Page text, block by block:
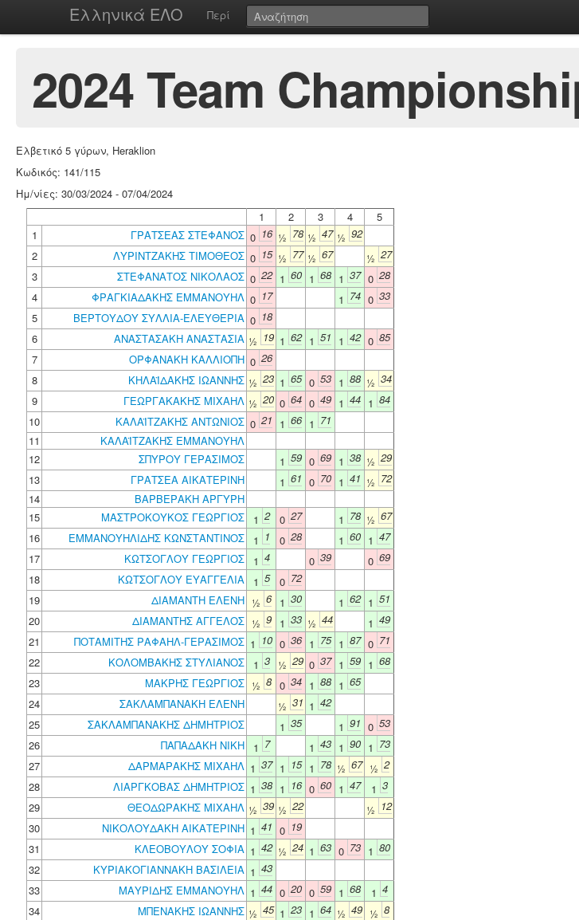
Ελληνικά ΕΛΟ Περί
2024 Team
Ελβετικό 5 γύρων, Heraklion
Κωδικός: 141/115
Ημ/νίες: 30/03/2024 - 07/04/2024
1
2 3 4
5
1
ΓΡΑΤΣΕΑΣ ΣΤΕΦΑΝΟΣ 0 16 ½ 78 ½ 47 ½ 92
2
ΛΥΡΙΝΤΖΑΚΗΣ ΤΙΜΟΘΕΟΣ 0 15 ½ 77 ½ 67 ½ 27
3
ΣΤΕΦΑΝΑΤΟΣ ΝΙΚΟΛΑΟΣ 0 22 1 60 1 68 1 37 0 28
4
ΦΡΑΓΚΙΑΔΑΚΗΣ ΕΜΜΑΝΟΥΗΛ 0 17 1 74 0 33
5
ΒΕΡΤΟΥΔΟΥ ΣΥΛΛΙΑ-ΕΛΕΥΘΕΡΙΑ 0 18
6
ΑΝΑΣΤΑΣΑΚΗ ΑΝΑΣΤΑΣΙΑ ½ 19 1 62 1 51 1 42 0 85
7
ΟΡΦΑΝΑΚΗ ΚΑΛΛΙΟΠΗ 0 26
8
ΚΗΛΑΪΔΑΚΗΣ ΙΩΑΝΝΗΣ ½ 23 1 65 0 53 1 88 ½ 34
9
ΓΕΩΡΓΑΚΑΚΗΣ ΜΙΧΑΗΛ ½ 20 0 64 0 49 1 44 1 84
10
ΚΑΛΑΪΤΖΑΚΗΣ ΑΝΤΩΝΙΟΣ 0 21 1 66 1 71
11
ΚΑΛΑΪΤΖΑΚΗΣ ΕΜΜΑΝΟΥΗΛ
12
ΣΠΥΡΟΥ ΓΕΡΑΣΙΜΟΣ 1 59 0 69 1 38 ½ 29
13
ΓΡΑΤΣΕΑ ΑΙΚΑΤΕΡΙΝΗ 1 61 0 70 1 41 ½ 72
14
ΒΑΡΒΕΡΑΚΗ ΑΡΓΥΡΗ
15
ΜΑΣΤΡΟΚΟΥΚΟΣ ΓΕΩΡΓΙΟΣ 1 2 0 27 1 78 ½ 67
16
ΕΜΜΑΝΟΥΗΛΙΔΗΣ ΚΩΝΣΤΑΝΤΙΝΟΣ 1 1 0 28 1 60 1 47
17
ΚΩΤΣΟΓΛΟΥ ΓΕΩΡΓΙΟΣ 1 4 0 39 0 69
18
ΚΩΤΣΟΓΛΟΥ ΕΥΑΓΓΕΛΙΑ 1 5 0 72
19
ΔΙΑΜΑΝΤΗ ΕΛΕΝΗ ½ 6 1 30 1 62 1 51
20
ΔΙΑΜΑΝΤΗΣ ΑΓΓΕΛΟΣ ½ 9 1 33 ½ 44 1 49
21
ΠΟΤΑΜΙΤΗΣ ΡΑΦΑΗΛ-ΓΕΡΑΣΙΜΟΣ 1 10 0 36 1 75 1 87 0 71
22
ΚΟΛΟΜΒΑΚΗΣ ΣΤΥΛΙΑΝΟΣ 1 3 ½ 29 0 37 1 59 1 68
23
ΜΑΚΡΗΣ ΓΕΩΡΓΙΟΣ ½ 8 0 34 1 88 1 65
24
ΣΑΚΛΑΜΠΑΝΑΚΗ ΕΛΕΝΗ ½ 31 1 42
25
ΣΑΚΛΑΜΠΑΝΑΚΗΣ ΔΗΜΗΤΡΙΟΣ 1 35 1 91 0 53
26
ΠΑΠΑΔΑΚΗ ΝΙΚΗ 1 7 1 43 1 90 1 73
27
ΔΑΡΜΑΡΑΚΗΣ ΜΙΧΑΗΛ 1 37 1 15 1 78 ½ 67 ½ 2
28
ΛΙΑΡΓΚΟΒΑΣ ΔΗΜΗΤΡΙΟΣ 1 38 1 16 0 60 1 47 1 3
29
ΘΕΟΔΩΡΑΚΗΣ ΜΙΧΑΗΛ ½ 39 ½ 22 ½ 12
30
ΝΙΚΟΛΟΥΔΑΚΗ ΑΙΚΑΤΕΡΙΝΗ 1 41 0 19
31
ΚΛΕΟΒΟΥΛΟΥ ΣΟΦΙΑ 1 42 ½ 24 1 63 0 73 1 80
32
ΚΥΡΙΑΚΟΓΙΑΝΝΑΚΗ ΒΑΣΙΛΕΙΑ 1 43
33
ΜΑΥΡΙΔΗΣ ΕΜΜΑΝΟΥΗΛ 1 44 0 20 0 59 1 68 1 4
34
ΜΠΕΝΑΚΗΣ ΙΩΑΝΝΗΣ ½ 45 1 23 1 64 ½ 49 ½ 8